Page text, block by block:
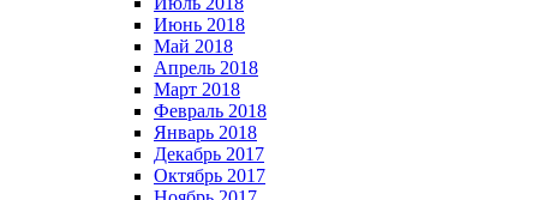
Июнь 2018
Май 2018
Апрель 2018
Март 2018
Февраль 2018
Январь 2018
Декабрь 2017
Октябрь 2017